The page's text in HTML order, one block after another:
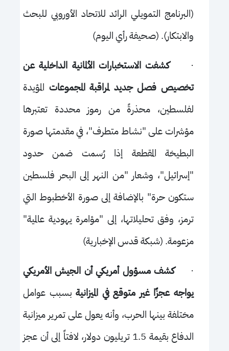
(البرنامج التمويلي الرائد للاتحاد الأوروبي للبحث
والابتكار). (صحيفة رأي اليوم)
·كشفت الاستخبارات الألمانية الداخلية عن
تخصيص فصل جديد لمراقبة المجموعات المؤيدة
لفلسطين، محذرةً من رموز محددة تعتبرها
مؤشرات على "نشاط متطرف"، في مقدمتها صورة
البطيخة المقطعة إذا رُسمت ضمن حدود
"إسرائيل"، وشعار "من النهر إلى البحر فلسطين
ستكون حرة" بالإضافة إلى صورة الأخطبوط التي
ترمز، وفق تحليلاتها، إلى "مؤامرة يهودية عالمية"
مزعومة. (شبكة قدس الإخبارية)
·كشف مسؤول أمريكي أن الجيش الأمريكي
يواجه عجزًا غير متوقع في الميزانيةبسبب عوامل
مختلفة بينها الحرب، وأنه يعول على تمرير ميزانية
الدفاع بقيمة 1.5 تريليون دولار، لافتاً إلى أن عجز